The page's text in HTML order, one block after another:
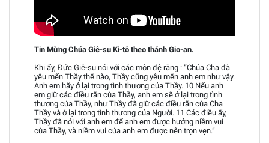
Tin Mừng Chúa Giê-su Ki-tô theo thánh Gio-an.
Khi ấy, Đức Giê-su nói với các môn đệ rằng : “Chúa Cha đã
yêu mến Thầy thế nào, Thầy cũng yêu mến anh em như vậy.
Anh em hãy ở lại trong tình thương của Thầy. 10 Nếu anh
em giữ các điều răn của Thầy, anh em sẽ ở lại trong tình
thương của Thầy, như Thầy đã giữ các điều răn của Cha
Thầy và ở lại trong tình thương của Người. 11 Các điều ấy,
Thầy đã nói với anh em để anh em được hưởng niềm vui
của Thầy, và niềm vui của anh em được nên trọn vẹn.”